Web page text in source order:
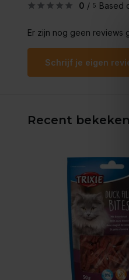
0 / 5 Based
Er zijn nog geen reviews
Schrijf je eigen
Recent bekeken